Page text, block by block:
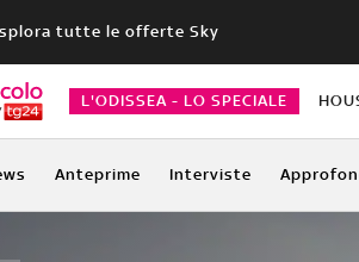
tutte le offerte Sky
L'ODISSEA - LO SPECIALE
Anteprime Interviste